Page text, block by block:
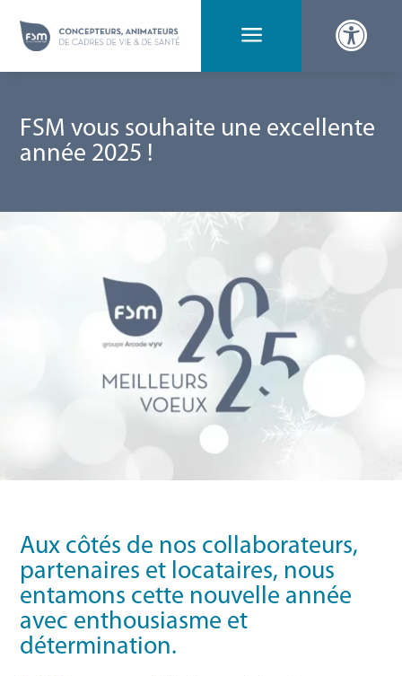
a 
FSM vous souhaite une excellente
année 2025 !
Aux côtés de nos collaborateurs,
partenaires et locataires, nous
entamons cette nouvelle année
avec enthousiasme et
détermination.